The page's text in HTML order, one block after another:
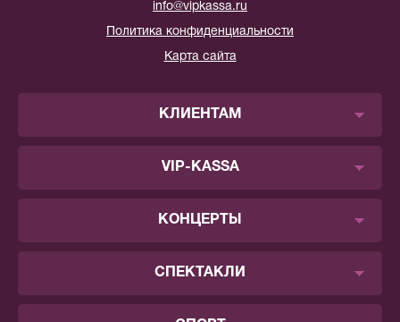
info@vipkassa.ru
Политика конфиденциальности
Карта сайта
КЛИЕНТАМ
VIP-KASSA
КОНЦЕРТЫ
СПЕКТАКЛИ